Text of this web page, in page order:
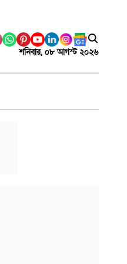
শনিবার, ০৮ আগস্ট ২০২৬